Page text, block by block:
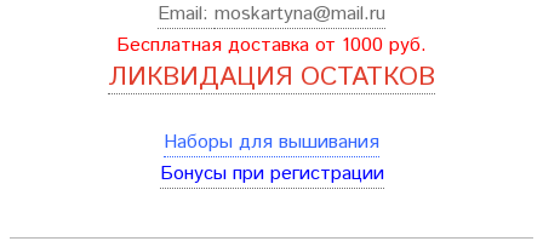
Email: moskartyna@mail.ru
Бесплатная доставка от 1000 руб.
ЛИКВИДАЦИЯ ОСТАТКОВ
Наборы для вышивания
Бонусы при регистрации